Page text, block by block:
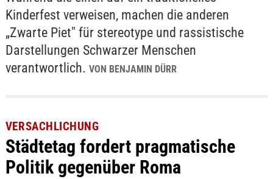
Kinderfest verweisen, machen die anderen
„Zwarte Piet" für stereotype und rassistische
Darstellungen Schwarzer Menschen
verantwortlich. VON BENJAMIN DÜRR
VERSACHLICHUNG
Städtetag fordert pragmatische
Politik gegenüber Roma